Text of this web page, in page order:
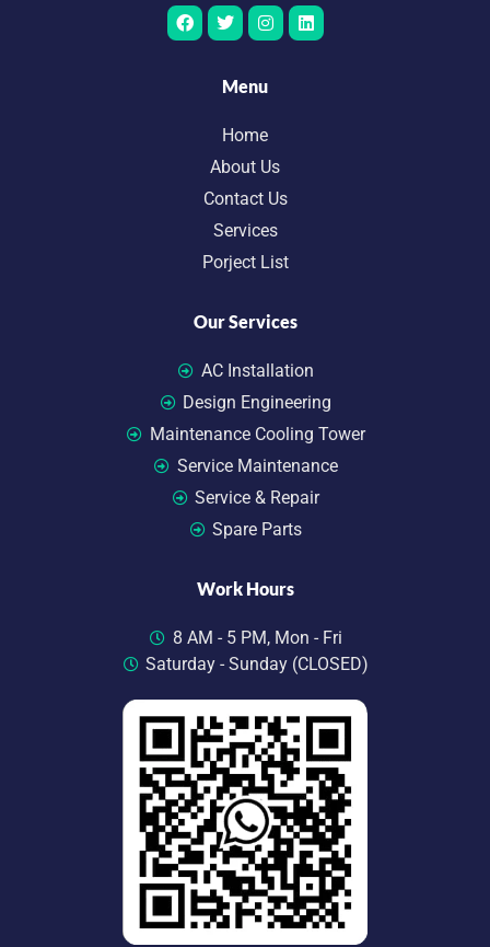
Menu
Home
About Us
Contact Us
Services
Porject List
Our Services
AC Installation
Design Engineering
Maintenance Cooling Tower
Service Maintenance
Service & Repair
Spare Parts
Work Hours
8 AM - 5 PM, Mon - Fri
Saturday - Sunday (CLOSED)